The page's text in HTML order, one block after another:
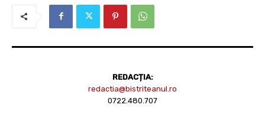
REDACȚIA:
redactia@bistriteanul.ro
0722.480.707